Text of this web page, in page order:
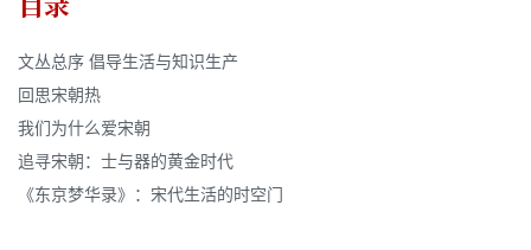
目录
文丛总序 倡导生活与知识生产
回思宋朝热
我们为什么爱宋朝
追寻宋朝：士与器的黄金时代
《东京梦华录》：宋代生活的时空门